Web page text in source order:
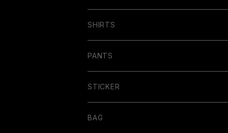
SHIRTS
PANTS
STICKER
BAG